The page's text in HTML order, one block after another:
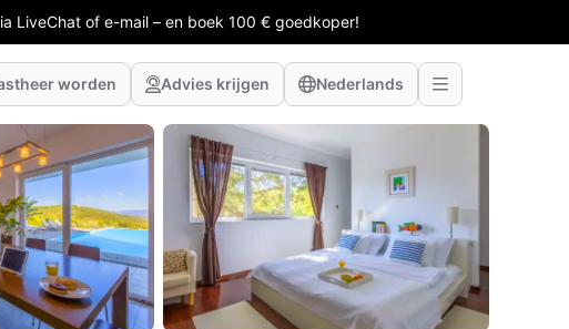
LiveChat of e-mail – en boek 100 € goedkoper!
worden Advies krijgen Nederlands